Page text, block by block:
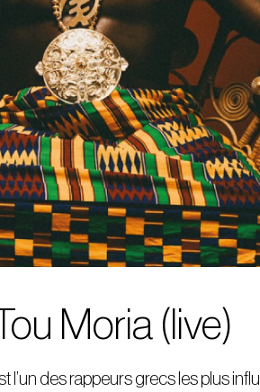
Moria (live)
l’un des rappeurs grecs les plus